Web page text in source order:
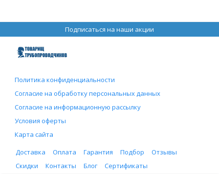
Подписаться на наши акции
Политика конфиденциальности
Согласие на обработку персональных данных
Согласие на информационную рассылку
Условия оферты
Карта сайта
Доставка
Оплата Гарантия Подбор
Отзывы
Скидки
Контакты Блог Сертификаты